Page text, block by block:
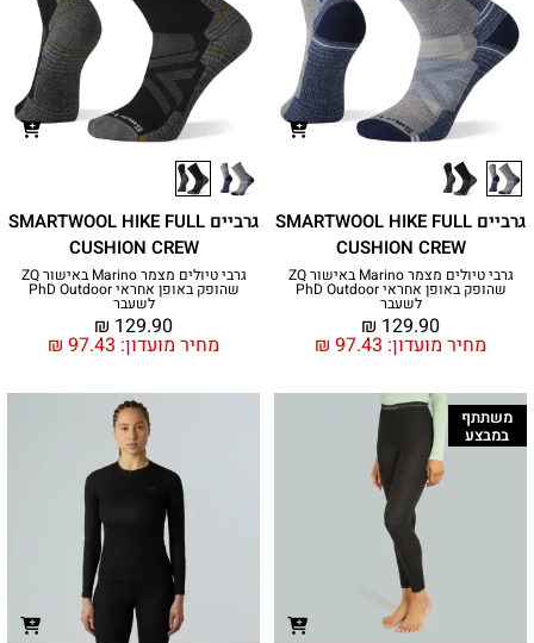
גרביים SMARTWOOL HIKE FULL
CUSHION CREW
גרבי טיולים מצמר Marino באישור ZQ
שהופק באופן אחראי PhD Outdoor
לשעבר
מחיר מועדון: ₪ 97.43
₪ 129.90
גרביים SMARTWOOL HIKE FULL
CUSHION CREW
גרבי טיולים מצמר Marino באישור ZQ
שהופק באופן אחראי PhD Outdoor
לשעבר
מחיר מועדון: ₪ 97.43
₪ 129.90
משתתף
במבצע